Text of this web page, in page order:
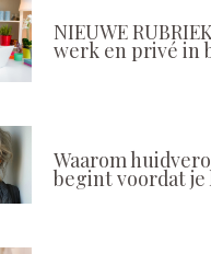
NIEUWE
werk en privé in
Waarom
begint voordat